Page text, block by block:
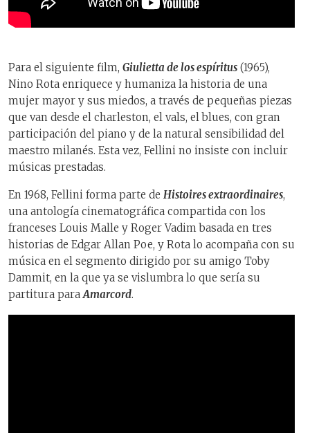
Para el siguiente film, Giulietta de los espíritus (1965),
Nino Rota enriquece y humaniza la historia de una
mujer mayor y sus miedos, a través de pequeñas piezas
que van desde el charleston, el vals, el blues, con gran
participación del piano y de la natural sensibilidad del
maestro milanés. Esta vez, Fellini no insiste con incluir
músicas prestadas.
En 1968, Fellini forma parte de Histoires extraordinaires,
una antología cinematográfica compartida con los
franceses Louis Malle y Roger Vadim basada en tres
historias de Edgar Allan Poe, y Rota lo acompaña con su
música en el segmento dirigido por su amigo Toby
Dammit, en la que ya se vislumbra lo que sería su
partitura paraAmarcord.